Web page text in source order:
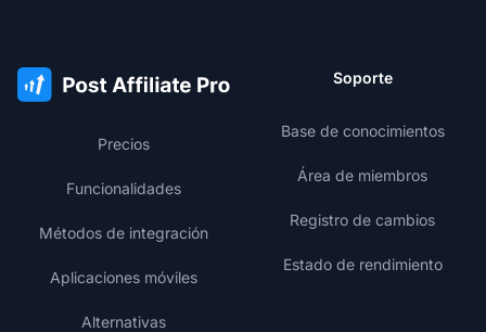
Precios
Funcionalidades
Métodos de integración
Aplicaciones móviles
Alternativas
Soporte
Base de conocimientos
Área de miembros
Registro de cambios
Estado de rendimiento